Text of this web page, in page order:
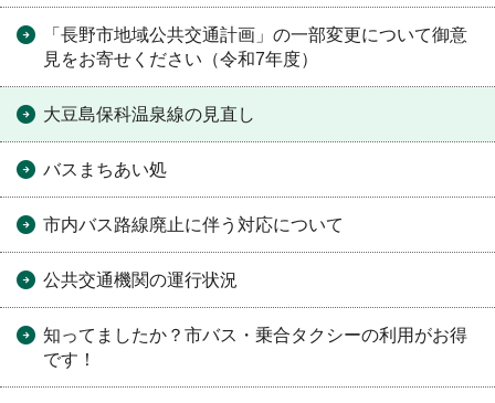
「長野市地域公共交通計画」の一部変更について御意
見をお寄せください（令和7年度）
大豆島保科温泉線の見直し
バスまちあい処
市内バス路線廃止に伴う対応について
公共交通機関の運行状況
知ってましたか？市バス・乗合タクシーの利用がお得
です！